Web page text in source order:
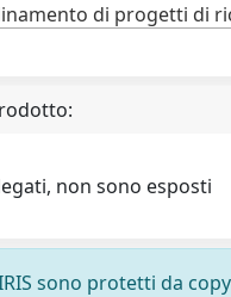
di progetti di
non sono esposti
sono protetti da